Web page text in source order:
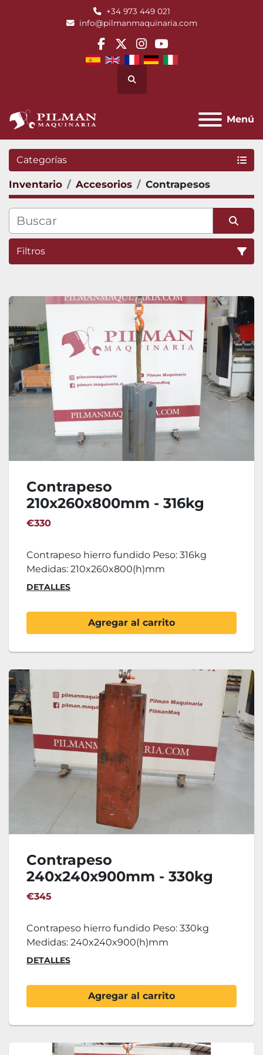
+34 973 449 021
info@pilmanmaquinaria.com
facebook
twitterinstagram
youtube
Buscar
Menú
Categorías
Inventario Accesorios Contrapesos
Filtros
Contrapeso
210x260x800mm - 316kg
€330
Contrapeso hierro fundido Peso: 316kg
Medidas: 210x260x800(h)mm
DETALLES
Agregar al carrito
Contrapeso
240x240x900mm - 330kg
€345
Contrapeso hierro fundido Peso: 330kg
Medidas: 240x240x900(h)mm
DETALLES
Agregar al carrito